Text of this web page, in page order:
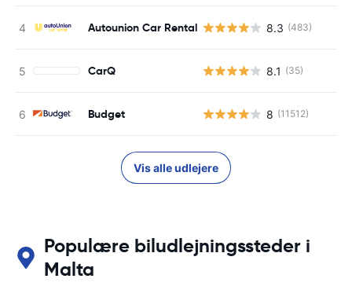
Autounion Car Rental 8.3 (483)
CarQ 8.1 (35)
Budget 8 (11512)
Vis alle udlejere
Populære biludlejningssteder i
Malta